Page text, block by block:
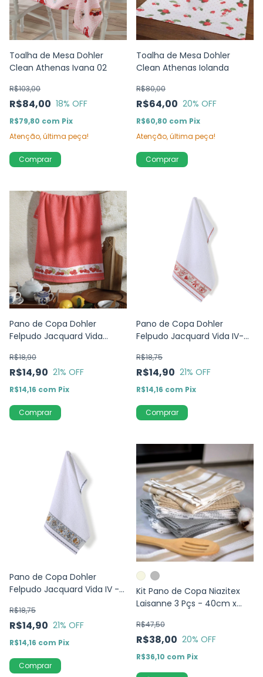
Toalha de Mesa Dohler
Clean Athenas Ivana 02
R$84,00
R$103,00
18% OFF
R$79,80 com Pix
Atenção, última peça!
Comprar
Toalha de Mesa Dohler
Clean Athenas Iolanda
R$64,00
R$80,00
20% OFF
R$60,80 com Pix
Atenção, última peça!
Comprar
Pano de Copa Dohler
Felpudo Jacquard Vida
R$14,90
R$18,90
21% OFF
R$14,16 com Pix
Comprar
Pano de Copa Dohler
Felpudo Jacquard Vida IV-
R$14,90
R$18,75
21% OFF
R$14,16 com Pix
Pano de Copa Dohler
Felpudo Jacquard Vida IV -
R$14,90
R$18,75
21% OFF
R$14,16 com Pix
Kit Pano de Copa Niazitex
Laisanne 3 Pçs - 40cm x
R$38,00
R$47,50
20% OFF
R$36,10 com Pix